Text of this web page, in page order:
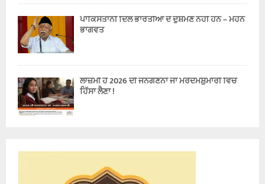
ਪਾਕਿਸਤਾਨੀ ਦਿਲੋਂ ਭਾਰਤੀਆਂ ਦੇ ਦੁਸ਼ਮਣ ਨਹੀਂ ਹਨ – ਮੋਹਨ
ਭਾਗਵਤ
ਲਾਜ਼ਮੀ ਹੈ 2026 ਦੀ ਜਨਗਣਨਾ ਜਾਂ ਮਰਦਮਸ਼ੁਮਾਰੀ ਵਿੱਚ
ਹਿੱਸਾ ਲੈਣਾ !